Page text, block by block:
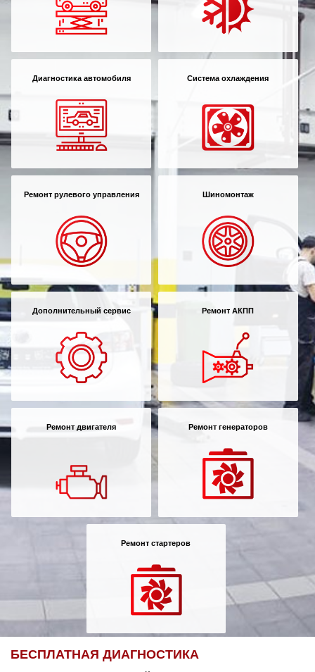
Диагностика автомобиля Система охлаждения
Ремонт рулевого управления Шиномонтаж
Дополнительный сервис Ремонт АКПП
Ремонт двигателя Ремонт генераторов
Ремонт стартеров
БЕСПЛАТНАЯ ДИАГНОСТИКА